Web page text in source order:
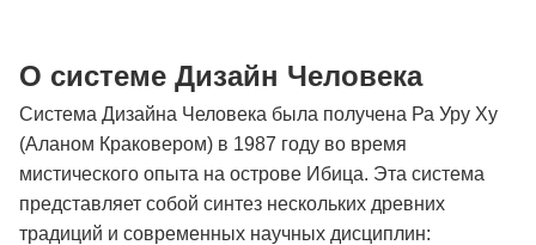
О системе Дизайн Человека
Система Дизайна Человека была получена Ра Уру Ху
(Аланом Краковером) в 1987 году во время
мистического опыта на острове Ибица. Эта система
представляет собой синтез нескольких древних
традиций и современных научных дисциплин: